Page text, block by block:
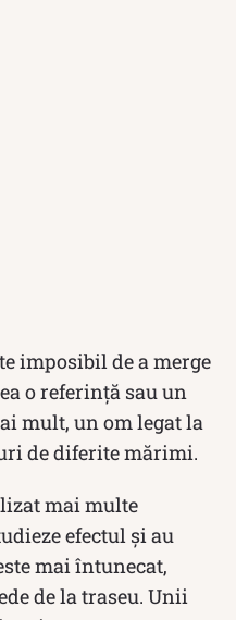
imposibil de a merge
o referință sau un
mult, un om legat la
de diferite mărimi.
mai multe
efectul și au
mai întunecat,
de la traseu. Unii